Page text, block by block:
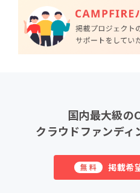
国内最大級の
クラウドファンディ
無料 掲載希